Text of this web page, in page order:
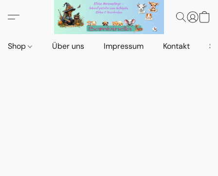
Shop Über uns Impressum Kontakt